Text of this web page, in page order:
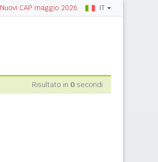
Nuovi CAP maggio 2026 IT
Risultato in 0 secondi